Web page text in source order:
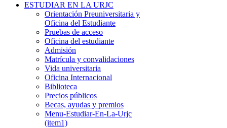
ESTUDIAR EN LA URJC
Orientación Preuniversitaria y
Oficina del Estudiante
Pruebas de acceso
Oficina del estudiante
Admisión
Matrícula y convalidaciones
Vida universitaria
Oficina Internacional
Biblioteca
Precios públicos
Becas, ayudas y premios
Menu-Estudiar-En-La-Urjc
(item1)